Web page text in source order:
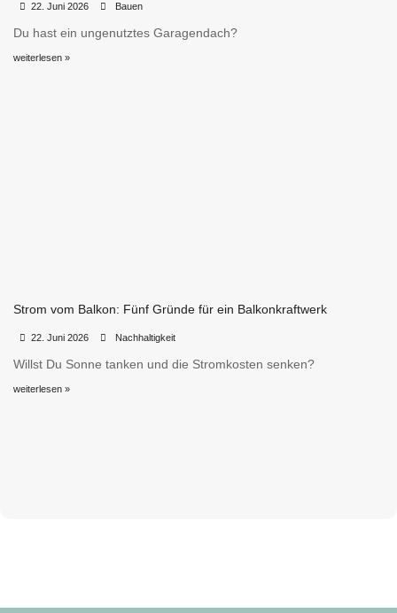
22. Juni 2026 Bauen
Du hast ein ungenutztes Garagendach?
weiterlesen »
Strom vom Balkon: Fünf Gründe für ein Balkonkraftwerk
22. Juni 2026 Nachhaltigkeit
Willst Du Sonne tanken und die Stromkosten senken?
weiterlesen »